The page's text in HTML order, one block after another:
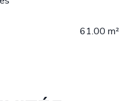
61.00 m²